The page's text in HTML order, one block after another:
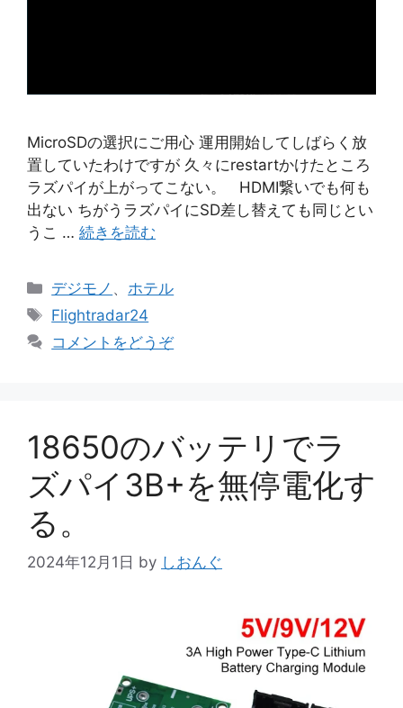
MicroSDの選択にご用心 運用開始してしばらく放
置していたわけですが 久々にrestartかけたところ
ラズパイが上がってこない。 HDMI繋いでも何も
出ない ちがうラズパイにSD差し替えても同じとい
うこ … 続きを読む
カ
テ
リ
デジモノ 、 ホテル
タ
Flightradar24
コメントをどうぞ
18650のバッテリでラ
ズパイ3B+を無停電化す
る。
2024年12月1日 by しおんぐ